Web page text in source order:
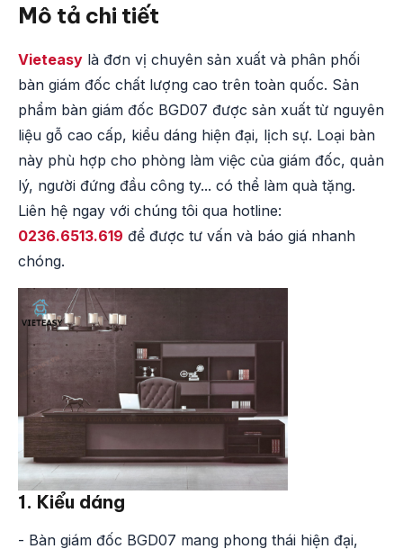
Mô tả chi tiết
Vieteasy là đơn vị chuyên sản xuất và phân phối
bàn giám đốc chất lượng cao trên toàn quốc. Sản
phẩm bàn giám đốc BGD07 được sản xuất từ nguyên
liệu gỗ cao cấp, kiểu dáng hiện đại, lịch sự. Loại bàn
này phù hợp cho phòng làm việc của giám đốc, quản
lý, người đứng đầu công ty... có thể làm quà tặng.
Liên hệ ngay với chúng tôi qua hotline:
0236.6513.619 để được tư vấn và báo giá nhanh
chóng.
1. Kiểu dáng
- Bàn giám đốc BGD07 mang phong thái hiện đại,